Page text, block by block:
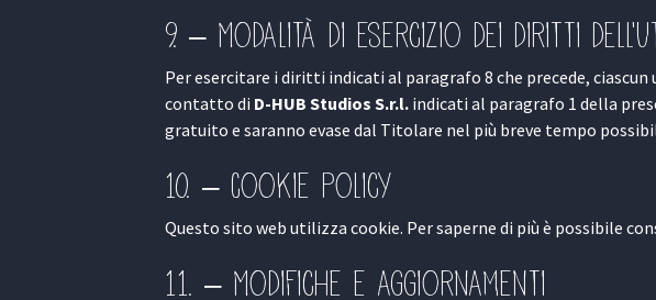
9. – Modalità di esercizio dei diritti
Per esercitare i diritti indicati al paragrafo 8 che precede,
contatto di D-HUB Studios S.r.l. indicati al paragrafo 1 della
gratuito e saranno evase dal Titolare nel più breve tempo
10. – Cookie Policy
Questo sito web utilizza cookie. Per saperne di più è possibile
11. – Modifiche e aggiornamenti